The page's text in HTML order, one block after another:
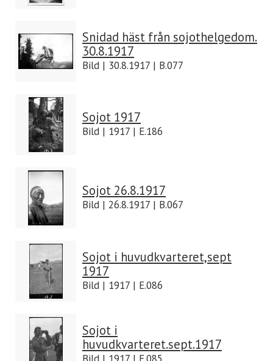
Snidad häst från sojothelgedom.
30.8.1917
Bild | 30.8.1917 | B.077
Sojot 1917
Bild | 1917 | E.186
Sojot 26.8.1917
Bild | 26.8.1917 | B.067
Sojot i huvudkvarteret,sept
1917
Bild | 1917 | E.086
Sojot i
huvudkvarteret.sept.1917